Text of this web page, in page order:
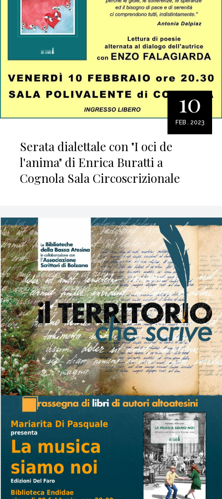
10
FEB . 2023
Serata dialettale con "I oci de
l'anima" di Enrica Buratti a
Cognola Sala Circoscrizionale